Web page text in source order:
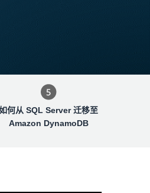
何从 SQL Server 迁移至
Amazon DynamoDB